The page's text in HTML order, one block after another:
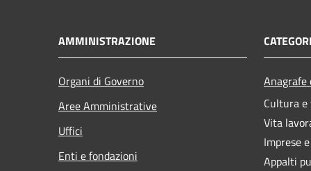
AMMINISTRAZIONE
Organi di Governo
Aree Amministrative
Uffici
Enti e fondazioni
Cultura
Vita
Imprese
Appalti